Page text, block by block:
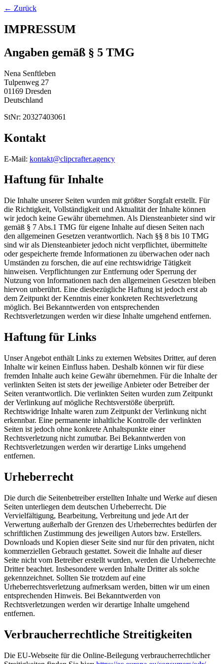
← Zurück
IMPRESSUM
Angaben gemäß § 5 TMG
Nena Senftleben
Tulpenweg 27
01169 Dresden
Deutschland
StNr: 20327403061
Kontakt
E-Mail: kontakt@clipcrafter.agency
Haftung für Inhalte
Die Inhalte unserer Seiten wurden mit größter Sorgfalt erstellt. Für
die Richtigkeit, Vollständigkeit und Aktualität der Inhalte können
wir jedoch keine Gewähr übernehmen. Als Diensteanbieter sind wir
gemäß § 7 Abs.1 TMG für eigene Inhalte auf diesen Seiten nach
den allgemeinen Gesetzen verantwortlich. Nach §§ 8 bis 10 TMG
sind wir als Diensteanbieter jedoch nicht verpflichtet, übermittelte
oder gespeicherte fremde Informationen zu überwachen oder nach
Umständen zu forschen, die auf eine rechtswidrige Tätigkeit
hinweisen. Verpflichtungen zur Entfernung oder Sperrung der
Nutzung von Informationen nach den allgemeinen Gesetzen bleiben
hiervon unberührt. Eine diesbezügliche Haftung ist jedoch erst ab
dem Zeitpunkt der Kenntnis einer konkreten Rechtsverletzung
möglich. Bei Bekanntwerden von entsprechenden
Rechtsverletzungen werden wir diese Inhalte umgehend entfernen.
Haftung für Links
Unser Angebot enthält Links zu externen Websites Dritter, auf deren
Inhalte wir keinen Einfluss haben. Deshalb können wir für diese
fremden Inhalte auch keine Gewähr übernehmen. Für die Inhalte der
verlinkten Seiten ist stets der jeweilige Anbieter oder Betreiber der
Seiten verantwortlich. Die verlinkten Seiten wurden zum Zeitpunkt
der Verlinkung auf mögliche Rechtsverstöße überprüft.
Rechtswidrige Inhalte waren zum Zeitpunkt der Verlinkung nicht
erkennbar. Eine permanente inhaltliche Kontrolle der verlinkten
Seiten ist jedoch ohne konkrete Anhaltspunkte einer
Rechtsverletzung nicht zumutbar. Bei Bekanntwerden von
Rechtsverletzungen werden wir derartige Links umgehend
entfernen.
Urheberrecht
Die durch die Seitenbetreiber erstellten Inhalte und Werke auf diesen
Seiten unterliegen dem deutschen Urheberrecht. Die
Vervielfältigung, Bearbeitung, Verbreitung und jede Art der
Verwertung außerhalb der Grenzen des Urheberrechtes bedürfen der
schriftlichen Zustimmung des jeweiligen Autors bzw. Erstellers.
Downloads und Kopien dieser Seite sind nur für den privaten, nicht
kommerziellen Gebrauch gestattet. Soweit die Inhalte auf dieser
Seite nicht vom Betreiber erstellt wurden, werden die Urheberrechte
Dritter beachtet. Insbesondere werden Inhalte Dritter als solche
gekennzeichnet. Sollten Sie trotzdem auf eine
Urheberrechtsverletzung aufmerksam werden, bitten wir um einen
entsprechenden Hinweis. Bei Bekanntwerden von
Rechtsverletzungen werden wir derartige Inhalte umgehend
entfernen.
Verbraucherrechtliche Streitigkeiten
Die EU-Webseite für die Online-Beilegung verbraucherrechtlicher